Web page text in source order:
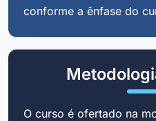
conforme a ênfase do
O curso é ofertado na